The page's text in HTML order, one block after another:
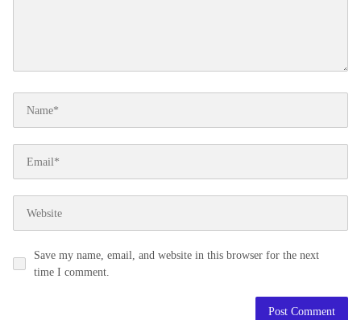
Save my name, email, and website in this browser for the next
time I comment.